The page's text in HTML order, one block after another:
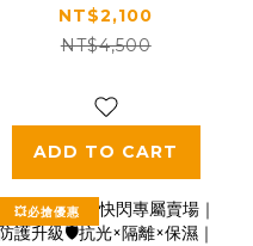
美肌｜5種EGF｜
【KS】凍齡奇肌活
(120ml*2)
NT$2,100
NT$4,500
ADD TO CART
💥必搶優惠